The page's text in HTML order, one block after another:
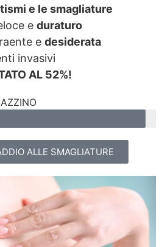
e le smagliature
e duraturo
e desiderata
invasivi
AL 52%!
ALLE SMAGLIATURE